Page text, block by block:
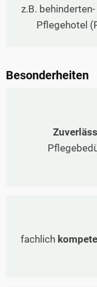
z.B.
Pflegehotel
Besonderheiten
fachlich